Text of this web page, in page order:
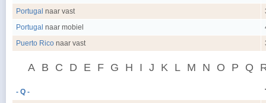
Portugal naar vast
Portugal naar mobiel
Puerto Rico naar vast
A B C D E F G H I J K L M N O P Q
- Q -